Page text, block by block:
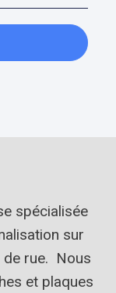
spécialisée
sur
de rue. Nous
et plaques